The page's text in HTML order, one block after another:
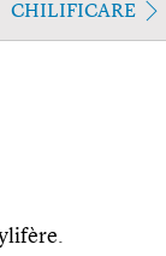
CHILIFICARE